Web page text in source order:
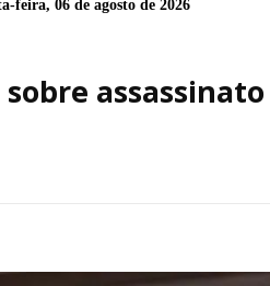
feira, 06 de agosto de 2026
assassinato